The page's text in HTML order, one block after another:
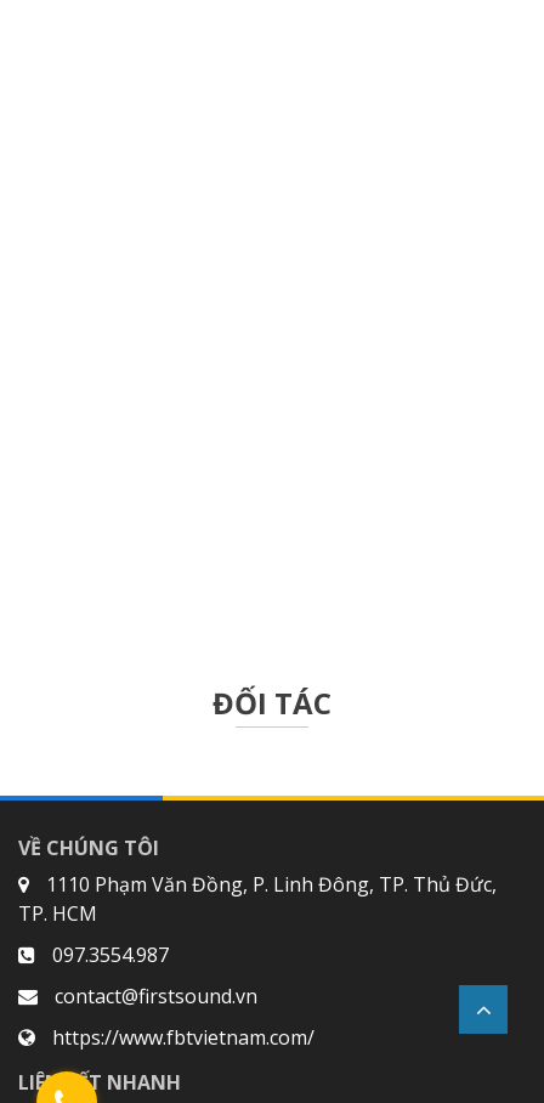
ĐỐI TÁC
VỀ CHÚNG TÔI
1110 Phạm Văn Đồng, P. Linh Đông, TP. Thủ Đức,
TP. HCM
097.3554.987
contact@firstsound.vn
https://www.fbtvietnam.com/
LIÊN KẾT NHANH